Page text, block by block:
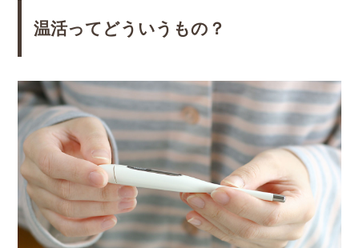
温活ってどういうもの？